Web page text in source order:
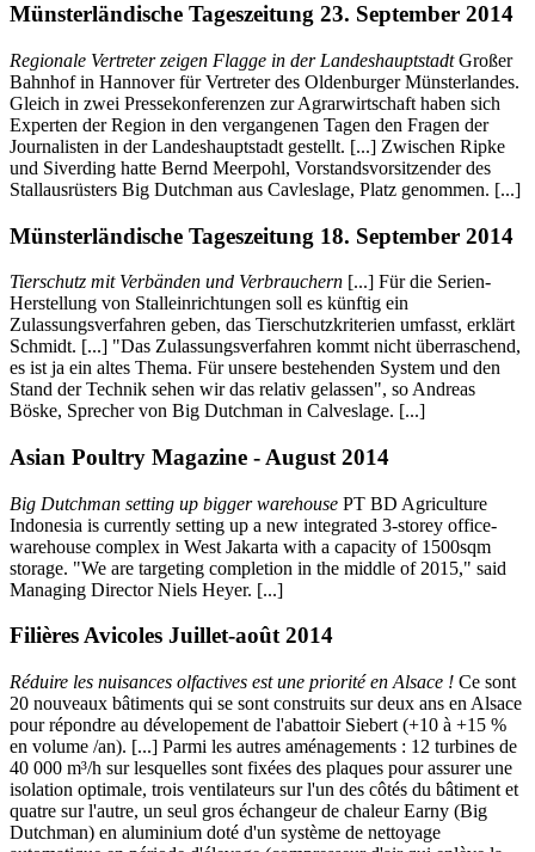
Münsterländische Tageszeitung 23. September 2014
Regionale Vertreter zeigen Flagge in der LandeshauptstadtGroßer
Bahnhof in Hannover für Vertreter des Oldenburger Münsterlandes.
Gleich in zwei Pressekonferenzen zur Agrarwirtschaft haben sich
Experten der Region in den vergangenen Tagen den Fragen der
Journalisten in der Landeshauptstadt gestellt. [...] Zwischen Ripke
und Siverding hatte Bernd Meerpohl, Vorstandsvorsitzender des
Stallausrüsters Big Dutchman aus Cavleslage, Platz genommen. [...]
Münsterländische Tageszeitung 18. September 2014
Tierschutz mit Verbänden und Verbrauchern [...] Für die Serien-
Herstellung von Stalleinrichtungen soll es künftig ein
Zulassungsverfahren geben, das Tierschutzkriterien umfasst, erklärt
Schmidt. [...] "Das Zulassungsverfahren kommt nicht überraschend,
es ist ja ein altes Thema. Für unsere bestehenden System und den
Stand der Technik sehen wir das relativ gelassen", so Andreas
Böske, Sprecher von Big Dutchman in Calveslage. [...]
Asian Poultry Magazine - August 2014
Big Dutchman setting up bigger warehouse PT BD Agriculture
Indonesia is currently setting up a new integrated 3-storey office-
warehouse complex in West Jakarta with a capacity of 1500sqm
storage. "We are targeting completion in the middle of 2015," said
Managing Director Niels Heyer. [...]
Filières Avicoles Juillet-août 2014
Réduire les nuisances olfactives est une priorité en Alsace ! Ce sont
20 nouveaux bâtiments qui se sont construits sur deux ans en Alsace
pour répondre au dévelopement de l'abattoir Siebert (+10 à +15 %
en volume /an). [...] Parmi les autres aménagements : 12 turbines de
40 000 m³/h sur lesquelles sont fixées des plaques pour assurer une
isolation optimale, trois ventilateurs sur l'un des côtés du bâtiment et
quatre sur l'autre, un seul gros échangeur de chaleur Earny (Big
Dutchman) en aluminium doté d'un système de nettoyage